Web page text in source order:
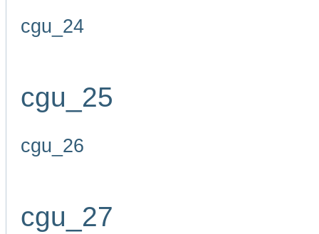
cgu_24
cgu_25
cgu_26
cgu_27